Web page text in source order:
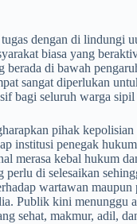
dengan di lindungi
biasa yang
di bawah
sangat diperlukan
bagi seluruh warga sipil
pihak
institusi penegak
merasa kebal hukum
di selesaikan
wartawan
Publik kini menunggu
sehat, makmur, adil,